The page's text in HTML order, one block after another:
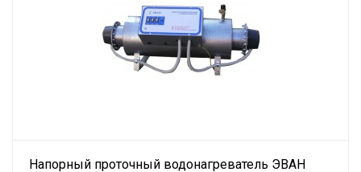
Напорный проточный водонагреватель ЭВАН